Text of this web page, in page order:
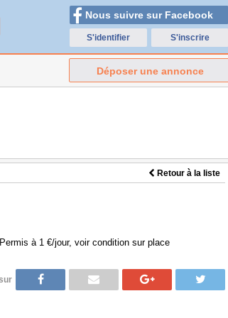
Nous suivre sur Facebook
S'identifier S'inscrire
Déposer une annonce
Retour à la liste
à 1 €/jour, voir condition sur place